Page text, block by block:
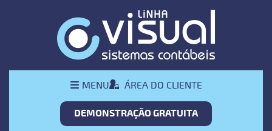
MENU ÁREA DO CLIENTE
DEMONSTRAÇÃO GRATUITA